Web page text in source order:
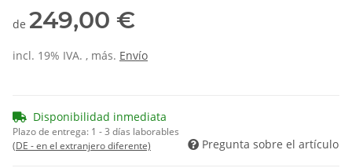
de 249,00 €
incl. 19% IVA. , más. Envío
Disponibilidad inmediata
Plazo de entrega: 1 - 3 días laborables
(DE - en el extranjero diferente)
Pregunta sobre el artículo